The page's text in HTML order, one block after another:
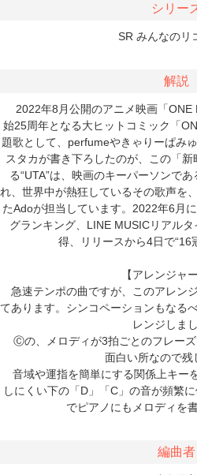
シリー
SR みんなのリ
解説
2022年8月公開のアニメ映画「ONE
始25周年となる大ヒットコミック「
題歌として、perfumeやきゃりーぱみ
スタカが書き下ろしたのが、この「
る“UTA”は、映画のキーパーソンで
れ、世界中が熱狂しているその歌声を
たAdoが担当しています。2022年6月
グランキング、LINE MUSICリアル
得、リリースから4日で“16
【アレンジャ
急速テンポの曲ですが、このアレン
てあります。シンコペーションもなる
レンジしまし
Ⓒの、メロディが3拍ごとのフレーズ
面白い所なので残
音域や運指を簡単にする関係上キー
しにくい下の「D」「C」の音が頻繁
でピアノにもメロディを
編曲者